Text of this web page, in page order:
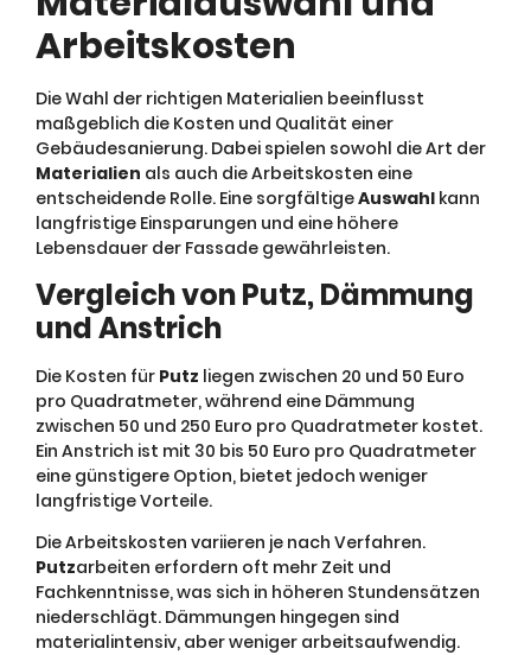
Arbeitskosten
Die Wahl der richtigen Materialien beeinflusst
maßgeblich die Kosten und Qualität einer
Gebäudesanierung. Dabei spielen sowohl die Art der
Materialien als auch die Arbeitskosten eine
entscheidende Rolle. Eine sorgfältigeAuswahl kann
langfristige Einsparungen und eine höhere
Lebensdauer der Fassade gewährleisten.
Vergleich von Putz, Dämmung
und Anstrich
Die Kosten für Putz liegen zwischen 20 und 50 Euro
pro Quadratmeter, während eine Dämmung
zwischen 50 und 250 Euro pro Quadratmeter kostet.
Ein Anstrich ist mit 30 bis 50 Euro pro Quadratmeter
eine günstigere Option, bietet jedoch weniger
langfristige Vorteile.
Die Arbeitskosten variieren je nach Verfahren.
Putzarbeiten erfordern oft mehr Zeit und
Fachkenntnisse, was sich in höheren Stundensätzen
niederschlägt. Dämmungen hingegen sind
materialintensiv, aber weniger arbeitsaufwendig.